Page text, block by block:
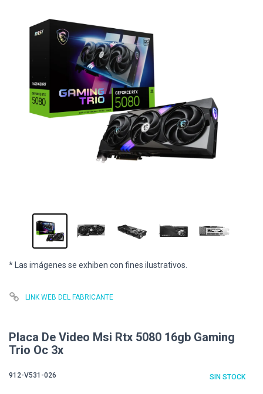
* Las imágenes se exhiben con fines ilustrativos.
LINK WEB DEL FABRICANTE
Placa De Video Msi Rtx 5080 16gb Gaming
Trio Oc 3x
912-V531-026 SIN STOCK